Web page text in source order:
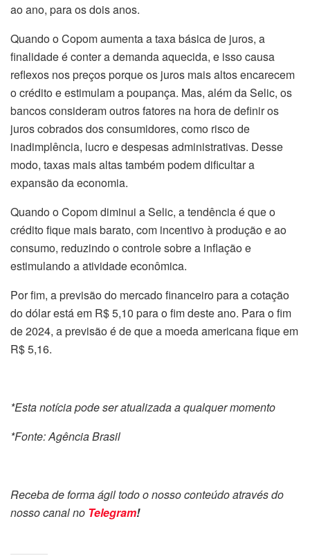
ao ano, para os dois anos.
Quando o Copom aumenta a taxa básica de juros, a
finalidade é conter a demanda aquecida, e isso causa
reflexos nos preços porque os juros mais altos encarecem
o crédito e estimulam a poupança. Mas, além da Selic, os
bancos consideram outros fatores na hora de definir os
juros cobrados dos consumidores, como risco de
inadimplência, lucro e despesas administrativas. Desse
modo, taxas mais altas também podem dificultar a
expansão da economia.
Quando o Copom diminui a Selic, a tendência é que o
crédito fique mais barato, com incentivo à produção e ao
consumo, reduzindo o controle sobre a inflação e
estimulando a atividade econômica.
Por fim, a previsão do mercado financeiro para a cotação
do dólar está em R$ 5,10 para o fim deste ano. Para o fim
de 2024, a previsão é de que a moeda americana fique em
R$ 5,16.
*Esta notícia pode ser atualizada a qualquer momento
*Fonte: Agência Brasil
Receba de forma ágil todo o nosso conteúdo através do
nosso canal no Telegram!